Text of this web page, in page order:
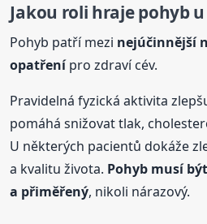
Jakou roli hraje pohyb
Pohyb patří mezi nejúčinnější
opatřenípro zdraví cév.
Pravidelná fyzická aktivita
pomáhá snižovat tlak,
U některých pacientů dokáže
a kvalitu života. Pohyb musí
a přiměřený, nikoli nárazový.